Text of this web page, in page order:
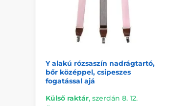
Y alakú rózsaszín nadrágtartó,
bőr középpel, csipeszes
fogatással ajá
Külső raktár, szerdán 8. 12.